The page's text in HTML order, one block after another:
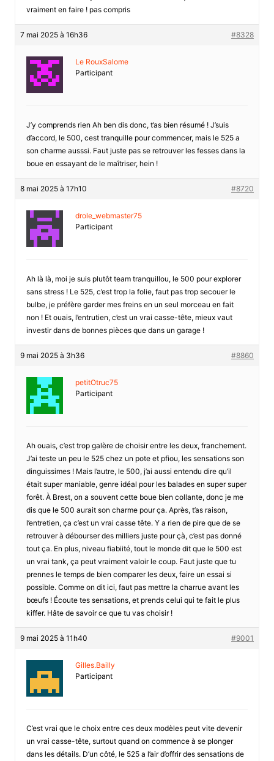
vraiment en faire ! pas compris
7 mai 2025 à 16h36 #8328
Le RouxSalome
Participant
J’y comprends rien Ah ben dis donc, t’as bien résumé ! J’suis
d’accord, le 500, cest tranquille pour commencer, mais le 525 a
son charme ausssi. Faut juste pas se retrouver les fesses dans la
boue en essayant de le maîtriser, hein !
8 mai 2025 à 17h10 #8720
drole_webmaster75
Participant
Ah là là, moi je suis plutôt team tranquillou, le 500 pour explorer
sans stress ! Le 525, c’est trop la folie, faut pas trop secouer le
bulbe, je préfère garder mes freins en un seul morceau en fait
non ! Et ouais, l’entrutien, c’est un vrai casse-tête, mieux vaut
investir dans de bonnes pièces que dans un garage !
9 mai 2025 à 3h36 #8860
petitOtruc75
Participant
Ah ouais, c’est trop galère de choisir entre les deux, franchement.
J’ai teste un peu le 525 chez un pote et pfiou, les sensations son
dinguissimes ! Mais l’autre, le 500, j’ai aussi entendu dire qu’il
était super maniable, genre idéal pour les balades en super super
forêt. À Brest, on a souvent cette boue bien collante, donc je me
dis que le 500 aurait son charme pour ça. Après, t’as raison,
l’entretien, ça c’est un vrai casse tête. Y a rien de pire que de se
retrouver à débourser des milliers juste pour çà, c’est pas donné
tout ça. En plus, niveau fiabiité, tout le monde dit que le 500 est
un vrai tank, ça peut vraiment valoir le coup. Faut juste que tu
prennes le temps de bien comparer les deux, faire un essai si
possible. Comme on dit ici, faut pas mettre la charrue avant les
bœufs ! Écoute tes sensations, et prends celui qui te fait le plus
kiffer. Hâte de savoir ce que tu vas choisir !
9 mai 2025 à 11h40 #9001
Gilles.Bailly
Participant
C’est vrai que le choix entre ces deux modèles peut vite devenir
un vrai casse-tête, surtout quand on commence à se plonger
dans les détails. D’un côté, le 525 a l’air d’offrir des sensations de